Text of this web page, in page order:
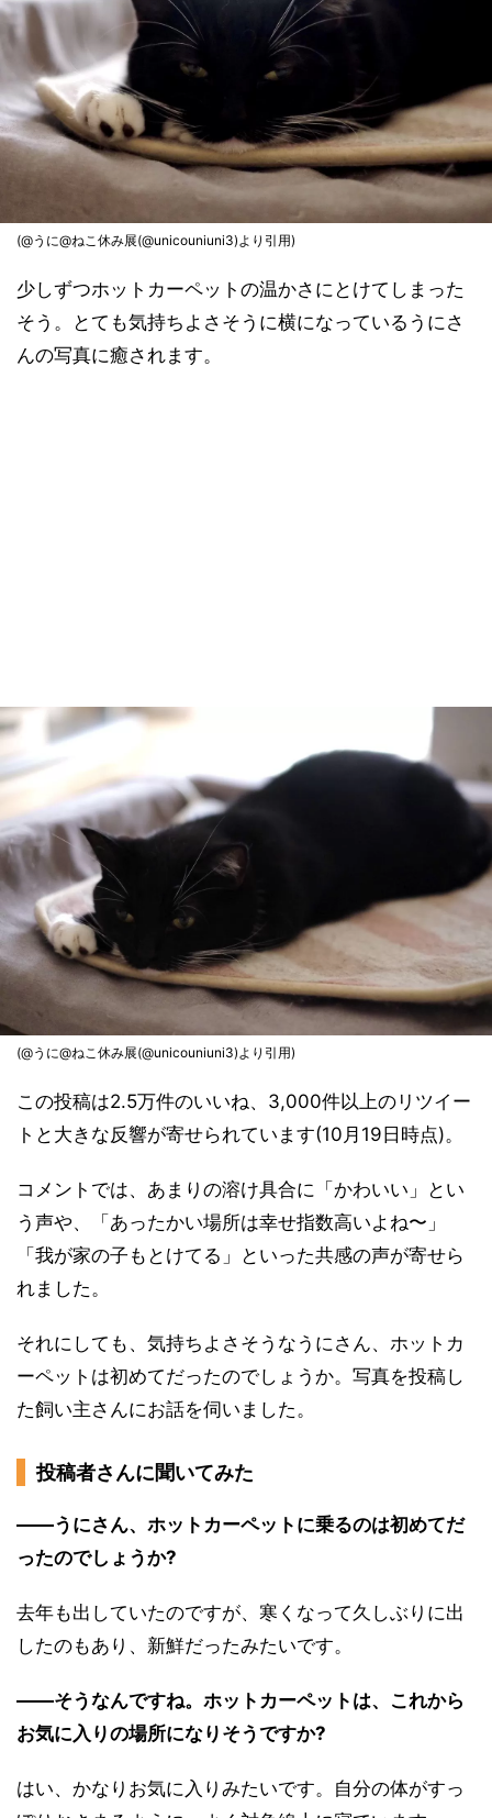
(@うに@ねこ休み展(@unicouniuni3)より引用)
少しずつホットカーペットの温かさにとけてしまった
そう。とても気持ちよさそうに横になっているうにさ
んの写真に癒されます。
(@うに@ねこ休み展(@unicouniuni3)より引用)
この投稿は2.5万件のいいね、3,000件以上のリツイー
トと大きな反響が寄せられています(10月19日時点)。
コメントでは、あまりの溶け具合に「かわいい」とい
う声や、「あったかい場所は幸せ指数高いよね〜」
「我が家の子もとけてる」といった共感の声が寄せら
れました。
それにしても、気持ちよさそうなうにさん、ホットカ
ーペットは初めてだったのでしょうか。写真を投稿し
た飼い主さんにお話を伺いました。
投稿者さんに聞いてみた
――うにさん、ホットカーペットに乗るのは初めてだ
ったのでしょうか?
去年も出していたのですが、寒くなって久しぶりに出
したのもあり、新鮮だったみたいです。
――そうなんですね。ホットカーペットは、これから
お気に入りの場所になりそうですか?
はい、かなりお気に入りみたいです。自分の体がすっ